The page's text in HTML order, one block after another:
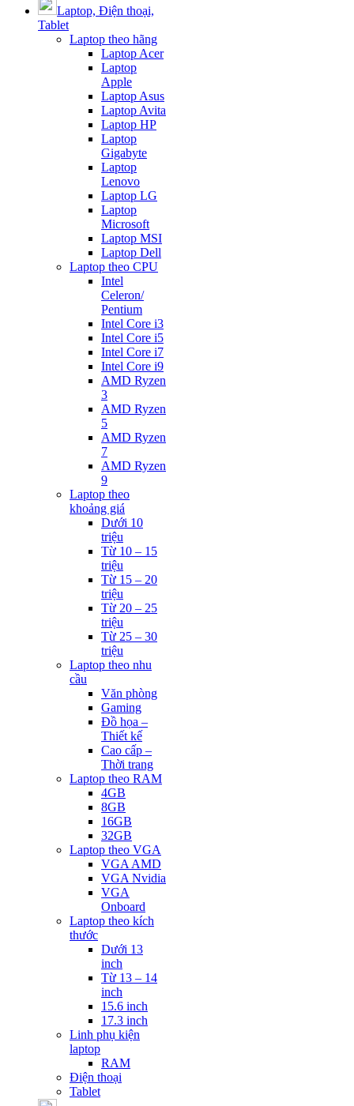
Laptop, Điện thoại,
Tablet
Laptop theo hãng
Laptop Acer
Laptop
Apple
Laptop Asus
Laptop Avita
Laptop HP
Laptop
Gigabyte
Laptop
Lenovo
Laptop LG
Laptop
Microsoft
Laptop MSI
Laptop Dell
Laptop theo CPU
Intel
Celeron/
Pentium
Intel Core i3
Intel Core i5
Intel Core i7
Intel Core i9
AMD Ryzen
3
AMD Ryzen
5
AMD Ryzen
7
AMD Ryzen
9
Laptop theo
khoảng giá
Dưới 10
triệu
Từ 10 – 15
triệu
Từ 15 – 20
triệu
Từ 20 – 25
triệu
Từ 25 – 30
triệu
Laptop theo nhu
cầu
Văn phòng
Gaming
Đồ họa –
Thiết kế
Cao cấp –
Thời trang
Laptop theo RAM
4GB
8GB
16GB
32GB
Laptop theo VGA
VGA AMD
VGA Nvidia
VGA
Onboard
Laptop theo kích
thước
Dưới 13
inch
Từ 13 – 14
inch
15.6 inch
17.3 inch
Linh phụ kiện
laptop
RAM
Điện thoại
Tablet